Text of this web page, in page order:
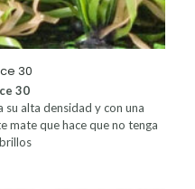
30
30
su alta densidad y con una
mate que hace que no tenga